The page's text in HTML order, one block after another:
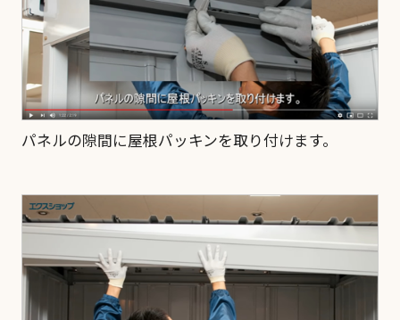
パネルの隙間に屋根パッキンを取り付けます。